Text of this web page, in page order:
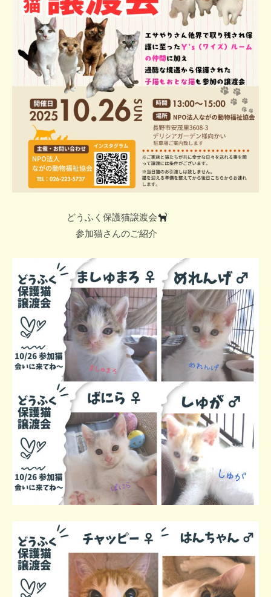
どうふく保護猫譲渡会
参加猫さんのご紹介